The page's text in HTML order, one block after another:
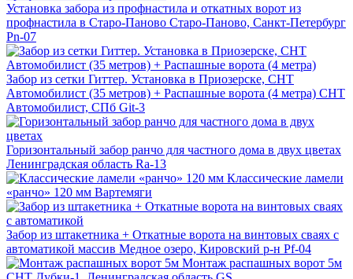
Установка забора из профнастила и откатных ворот из
профнастила в Старо-Паново Старо-Паново, Санкт-Петербург
Pn-07
Забор из сетки Гиттер. Установка в Приозерске, СНТ
Автомобилист (35 метров) + Распашные ворота (4 метра) СНТ
Автомобилист, СПб Git-3
Горизонтальный забор ранчо для частного дома в двух цветах
Ленинградская область Ra-13
Классические ламели
«ранчо» 120 мм Вартемяги
Забор из штакетника + Откатные ворота на винтовых сваях с
автоматикой массив Медное озеро, Кировский р-н Pf-04
Монтаж распашных ворот 5м